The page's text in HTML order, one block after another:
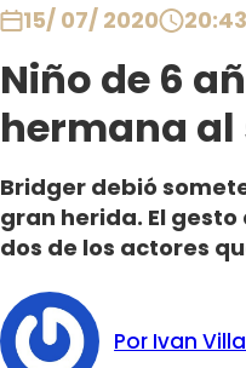
15/ 07/ 2020 20:43
Niño de 6
hermana al
Bridger debió
gran herida. El
dos de los actores
Por Ivan